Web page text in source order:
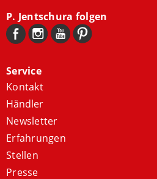
P. Jentschura folgen
Service
Kontakt
Händler
Newsletter
Erfahrungen
Stellen
Presse